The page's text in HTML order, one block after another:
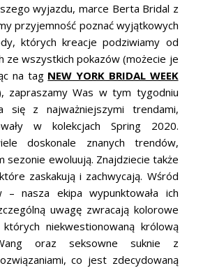
wyjazdu, marce Berta Bridal z
przyjemność poznać wyjątkowych
których kreacje podziwiamy od
ze wszystkich pokazów (możecie je
na tag NEW YORK BRIDAL WEEK
zapraszamy Was w tym tygodniu
się z najważniejszymi trendami,
w kolekcjach Spring 2020.
doskonale znanych trendów,
sezonie ewoluują. Znajdziecie także
zaskakują i zachwycają. Wśród
– nasza ekipa wypunktowała ich
uwagę zwracają kolorowe
niekwestionowaną królową
oraz seksowne suknie z
co jest zdecydowaną